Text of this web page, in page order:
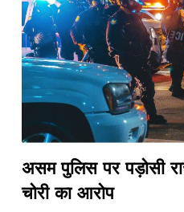
असम पुलिस पर पड़ोसी
चोरी का आरोप